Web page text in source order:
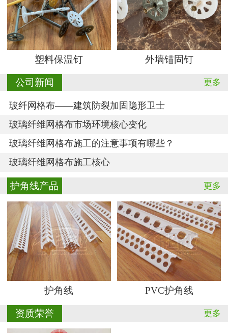
塑料保温钉 外墙锚固钉
更多
公司新闻
玻纤网格布——建筑防裂加固隐形卫士
玻璃纤维网格布市场环境核心变化
玻璃纤维网格布施工的注意事项有哪些？
玻璃纤维网格布施工核心
更多
护角线产品
护角线 PVC护角线
更多
资质荣誉